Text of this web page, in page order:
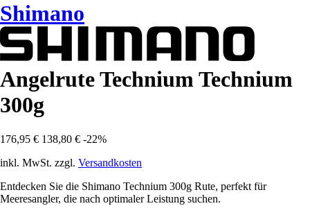
Shimano
Angelrute Technium Technium
300g
176,95 € 138,80 € -22%
inkl. MwSt. zzgl. Versandkosten
Entdecken Sie die Shimano Technium 300g Rute, perfekt für
Meeresangler, die nach optimaler Leistung suchen.